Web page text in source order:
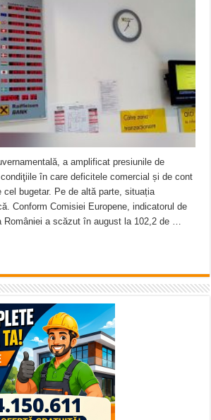
– avarie – 04.08.2026 – str. Văliugului și
– 04.08.2026 – avarie – Calea
a amplificat presiunile de
în care deficitele comercial și de cont
cel bugetar. Pe de altă parte, situația
Conform Comisiei Europene, indicatorul de
României a scăzut în august la 102,2 de …